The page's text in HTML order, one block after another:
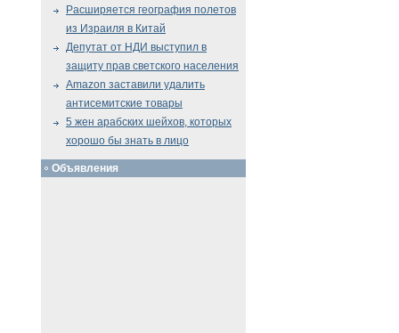
Расширяется география полетов
из Израиля в Китай
Депутат от НДИ выступил в
защиту прав светского населения
Amazon заставили удалить
антисемитские товары
5 жен арабских шейхов, которых
хорошо бы знать в лицо
Объявления